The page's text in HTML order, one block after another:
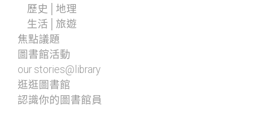
歷史│地理
生活│旅遊
焦點議題
圖書館活動
our stories@library
逛逛圖書館
認識你的圖書館員